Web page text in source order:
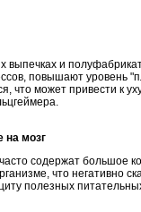
выпечках и
повышают уровень
что может привести к
на мозг
содержат большое
что негативно
полезных